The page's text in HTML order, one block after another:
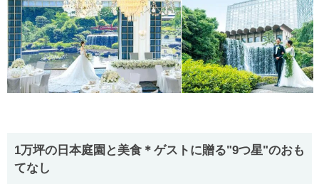
1万坪の日本庭園と美食＊ゲストに贈る"9つ星"のおも
てなし